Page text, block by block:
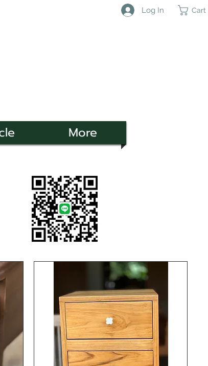
Log In Cart
More